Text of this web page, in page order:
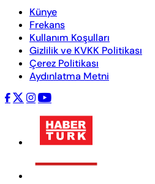
Künye
Frekans
Kullanım Koşulları
Gizlilik ve KVKK Politikası
Çerez Politikası
Aydınlatma Metni